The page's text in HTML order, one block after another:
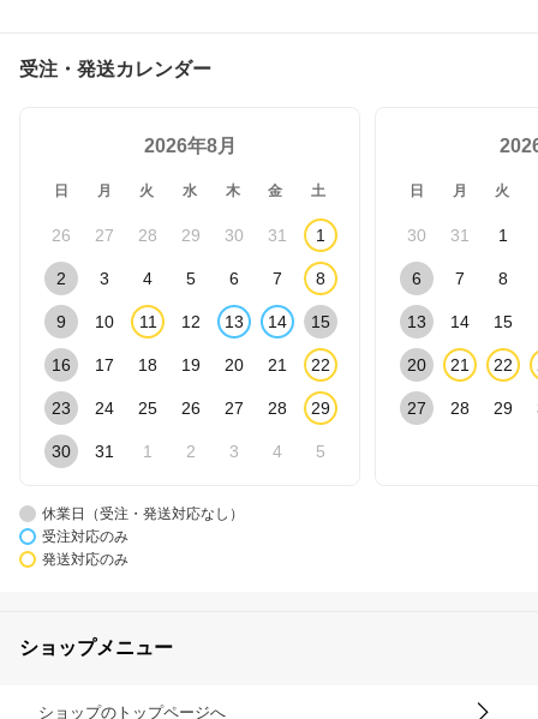
受注・発送カレンダー
2026年8月
日 月 火 水 木 金 土
26 27 28 29 30 31 1
2 3 4 5 6 7 8
9 10 11 12 13 14 15
16 17 18 19 20 21 22
23 24 25 26 27 28 29
30 31 1 2 3 4 5
日 月 火
30 31 1
6 7 8
13 14 15
20 21 22
27 28 29
休業日（受注・発送対応なし）
受注対応のみ
発送対応のみ
ショップメニュー
ショップのトップページへ